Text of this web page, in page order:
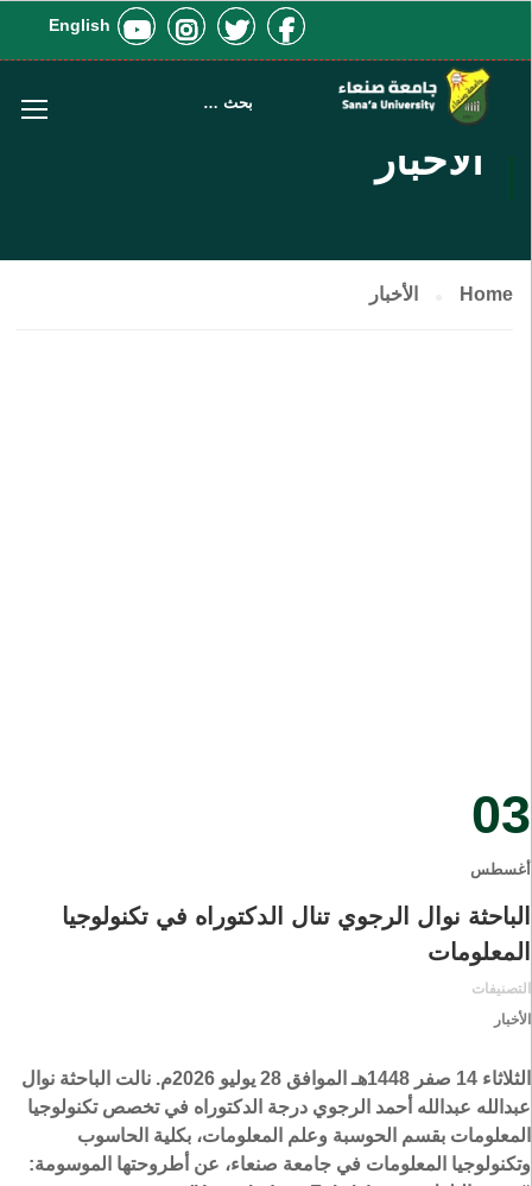
English
الأخبار
Home الأخبار
03
أغسطس
الباحثة نوال الرجوي تنال الدكتوراه في تكنولوجيا
المعلومات
التصنيفات
الأخبار
الثلاثاء 14 صفر 1448هـ الموافق 28 يوليو 2026م. نالت الباحثة نوال
عبدالله عبدالله أحمد الرجوي درجة الدكتوراه في تخصص تكنولوجيا
المعلومات بقسم الحوسبة وعلم المعلومات، بكلية الحاسوب
وتكنولوجيا المعلومات في جامعة صنعاء، عن أطروحتها الموسومة: